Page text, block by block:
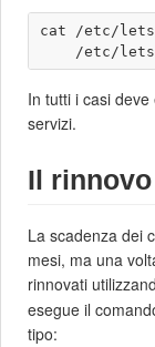
cat /etc/
In tutti i casi
servizi.
Il
La scadenza dei
mesi, ma una
rinnovati
esegue il
tipo: